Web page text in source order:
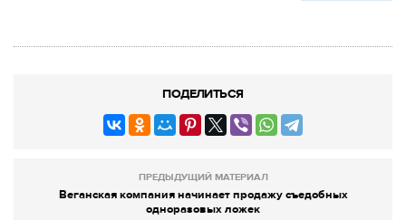
ПОДЕЛИТЬСЯ
ПРЕДЫДУЩИЙ МАТЕРИАЛ
Веганская компания начинает продажу съедобных
одноразовых ложек